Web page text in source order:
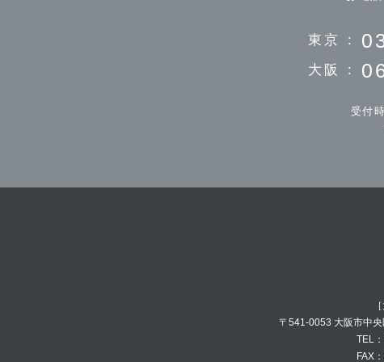
東京 :
大阪 :
受付
〒541-0053 大阪市中
TEL
FAX